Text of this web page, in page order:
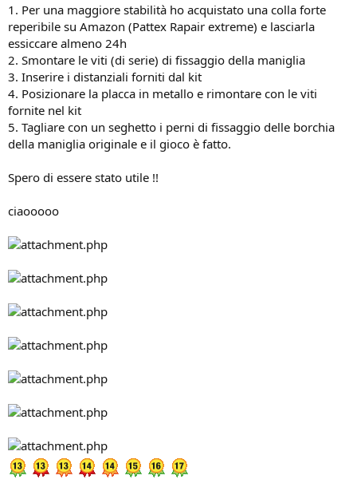
1. Per una maggiore stabilità ho acquistato una colla forte
reperibile su Amazon (Pattex Rapair extreme) e lasciarla
essiccare almeno 24h
2. Smontare le viti (di serie) di fissaggio della maniglia
3. Inserire i distanziali forniti dal kit
4. Posizionare la placca in metallo e rimontare con le viti
fornite nel kit
5. Tagliare con un seghetto i perni di fissaggio delle borchia
della maniglia originale e il gioco è fatto.
Spero di essere stato utile !!
ciaooooo